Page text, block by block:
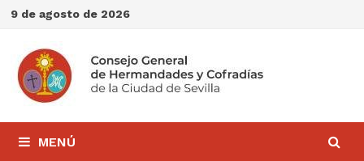
Saltar
contenido
9 de agosto de 2026
MENÚ